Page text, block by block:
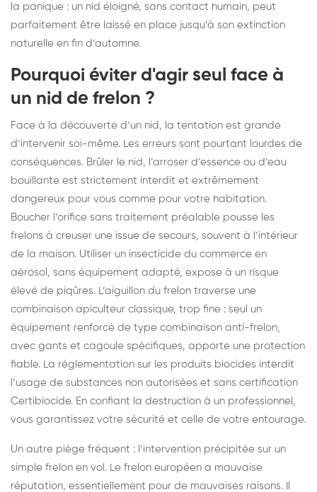
la panique : un nid éloigné, sans contact humain, peut
parfaitement être laissé en place jusqu’à son extinction
naturelle en fin d’automne.
Pourquoi éviter d'agir seul face à
un nid de frelon ?
Face à la découverte d’un nid, la tentation est grande
d’intervenir soi-même. Les erreurs sont pourtant lourdes de
conséquences. Brûler le nid, l’arroser d’essence ou d’eau
bouillante est strictement interdit et extrêmement
dangereux pour vous comme pour votre habitation.
Boucher l’orifice sans traitement préalable pousse les
frelons à creuser une issue de secours, souvent à l’intérieur
de la maison. Utiliser un insecticide du commerce en
aérosol, sans équipement adapté, expose à un risque
élevé de piqûres. L’aiguillon du frelon traverse une
combinaison apiculteur classique, trop fine : seul un
équipement renforcé de type combinaison anti-frelon,
avec gants et cagoule spécifiques, apporte une protection
fiable. La réglementation sur les produits biocides interdit
l’usage de substances non autorisées et sans certification
Certibiocide. En confiant la destruction à un professionnel,
vous garantissez votre sécurité et celle de votre entourage.
Un autre piège fréquent : l’intervention précipitée sur un
simple frelon en vol. Le frelon européen a mauvaise
réputation, essentiellement pour de mauvaises raisons. Il